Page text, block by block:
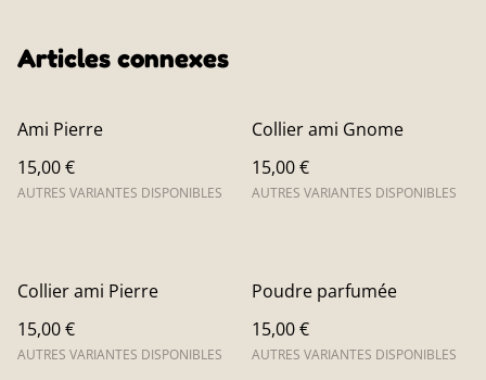
Articles connexes
Ami Pierre
15,00 €
AUTRES VARIANTES DISPONIBLES
Collier ami Gnome
15,00 €
AUTRES VARIANTES DISPONIBLES
Collier ami Pierre
15,00 €
AUTRES VARIANTES DISPONIBLES
Poudre parfumée
15,00 €
AUTRES VARIANTES DISPONIBLES